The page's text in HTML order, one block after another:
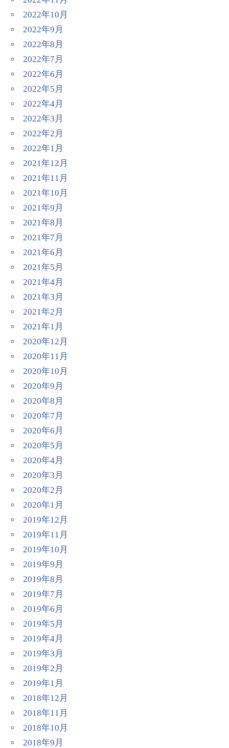
2022年10月
2022年9月
2022年8月
2022年7月
2022年6月
2022年5月
2022年4月
2022年3月
2022年2月
2022年1月
2021年12月
2021年11月
2021年10月
2021年9月
2021年8月
2021年7月
2021年6月
2021年5月
2021年4月
2021年3月
2021年2月
2021年1月
2020年12月
2020年11月
2020年10月
2020年9月
2020年8月
2020年7月
2020年6月
2020年5月
2020年4月
2020年3月
2020年2月
2020年1月
2019年12月
2019年11月
2019年10月
2019年9月
2019年8月
2019年7月
2019年6月
2019年5月
2019年4月
2019年3月
2019年2月
2019年1月
2018年12月
2018年11月
2018年10月
2018年9月